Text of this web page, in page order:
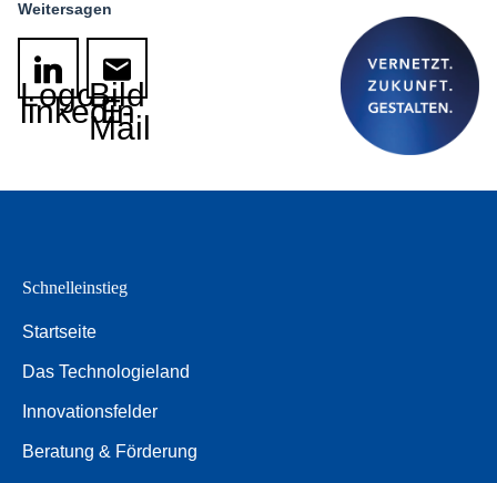
Weitersagen
Logo
linkedin
Bild
E-
Mail
Schnelleinstieg
Startseite
Das Technologieland
Innovationsfelder
Beratung & Förderung